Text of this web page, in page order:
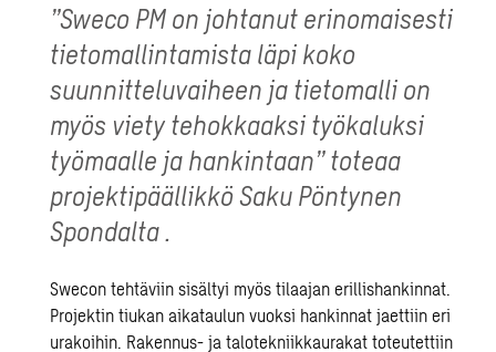
”Sweco PM on johtanut erinomaisesti
tietomallintamista läpi koko
suunnitteluvaiheen ja tietomalli on
myös viety tehokkaaksi työkaluksi
työmaalle ja hankintaan” toteaa
projektipäällikkö Saku Pöntynen
Spondalta .
Swecon tehtäviin sisältyi myös tilaajan erillishankinnat.
Projektin tiukan aikataulun vuoksi hankinnat jaettiin eri
urakoihin. Rakennus- ja talotekniikkaurakat toteutettiin